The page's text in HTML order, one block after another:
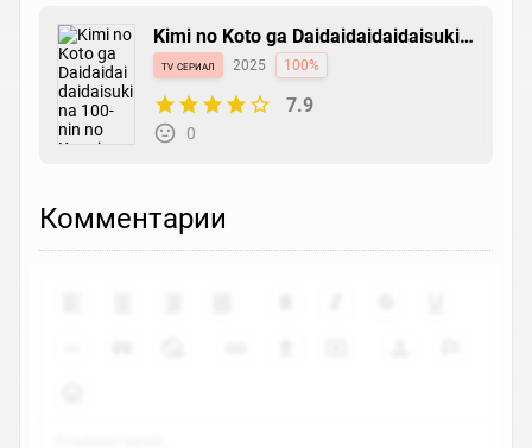
Kimi no Koto ga Daidaidaidaidaisuki
na 100-nin no Kanojo 2nd Season
tv сериал 2025 100%
7.9
0
Комментарии